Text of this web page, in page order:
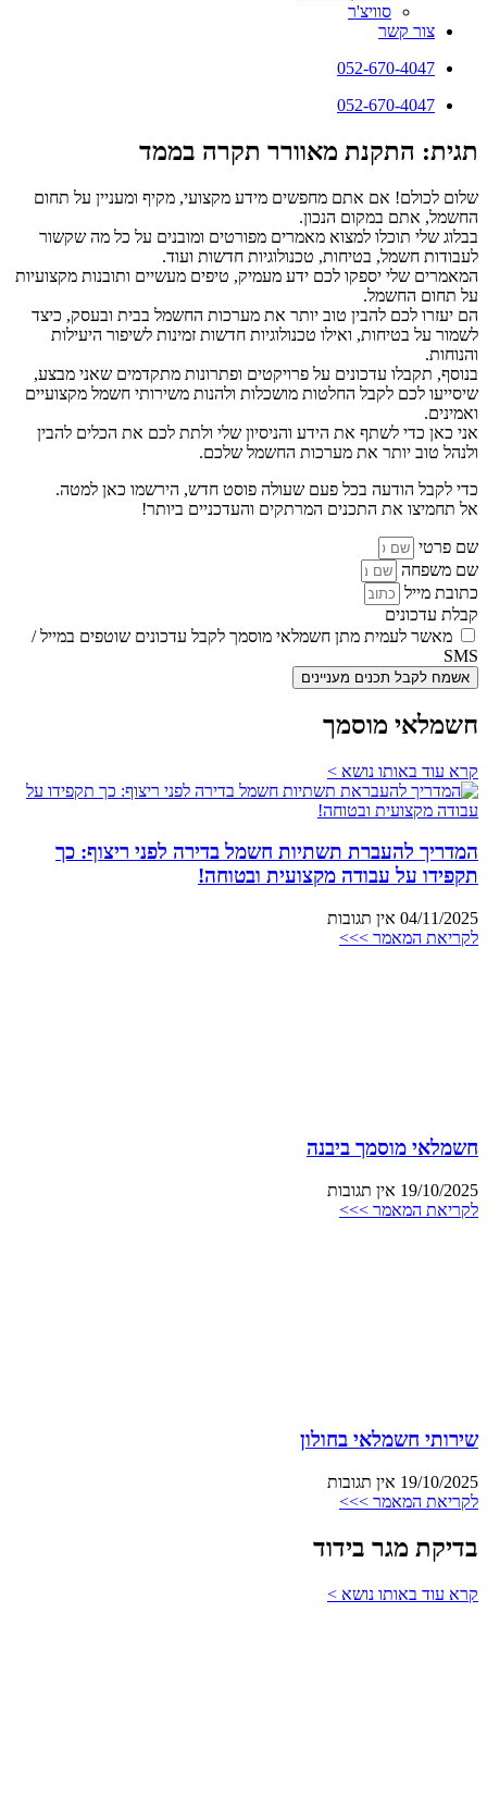
סוויצ'ר
צור קשר
052-670-4047
052-670-4047
תגית: התקנת מאוורר תקרה בממד
שלום לכולם! אם אתם מחפשים מידע מקצועי, מקיף ומעניין על תחום
החשמל, אתם במקום הנכון.
בבלוג שלי תוכלו למצוא מאמרים מפורטים ומובנים על כל מה שקשור
לעבודות חשמל, בטיחות, טכנולוגיות חדשות ועוד.
המאמרים שלי יספקו לכם ידע מעמיק, טיפים מעשיים ותובנות מקצועיות
על תחום החשמל.
הם יעזרו לכם להבין טוב יותר את מערכות החשמל בבית ובעסק, כיצד
לשמור על בטיחות, ואילו טכנולוגיות חדשות זמינות לשיפור היעילות
והנוחות.
בנוסף, תקבלו עדכונים על פרויקטים ופתרונות מתקדמים שאני מבצע,
שיסייעו לכם לקבל החלטות מושכלות ולהנות משירותי חשמל מקצועיים
ואמינים.
אני כאן כדי לשתף את הידע והניסיון שלי ולתת לכם את הכלים להבין
ולנהל טוב יותר את מערכות החשמל שלכם.
כדי לקבל הודעה בכל פעם שעולה פוסט חדש, הירשמו כאן למטה.
אל תחמיצו את התכנים המרתקים והעדכניים ביותר!
שם פרטי
שם משפחה
כתובת מייל
קבלת עדכונים
מאשר לעמית מתן חשמלאי מוסמך לקבל עדכונים שוטפים במייל /
SMS
אשמח לקבל תכנים מעניינים
חשמלאי מוסמך
קרא עוד באותו נושא >
המדריך להעברת תשתיות חשמל בדירה לפני ריצוף: כך
תקפידו על עבודה מקצועית ובטוחה!
04/11/2025 אין תגובות
לקריאת המאמר >>>
חשמלאי מוסמך ביבנה
19/10/2025 אין תגובות
לקריאת המאמר >>>
שירותי חשמלאי בחולון
19/10/2025 אין תגובות
לקריאת המאמר >>>
בדיקת מגר בידוד
קרא עוד באותו נושא >